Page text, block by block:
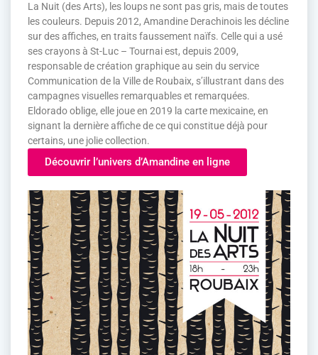
La Nuit (des Arts), les loups ne sont pas gris, mais de toutes
les couleurs. Depuis 2012, Amandine Derachinois les décline
sur des affiches, en traits faussement naïfs. Celle qui a usé
ses crayons à St-Luc – Tournai est, depuis 2009,
responsable de création graphique au sein du service
Communication de la Ville de Roubaix, s’illustrant dans des
campagnes visuelles remarquables et remarquées.
Eldorado oblige, elle joue en 2019 la carte mexicaine, en
signant la dernière affiche de ce qui constitue déjà pour
certains, une jolie collection.
Découvrir l’univers d’Amandine en ligne